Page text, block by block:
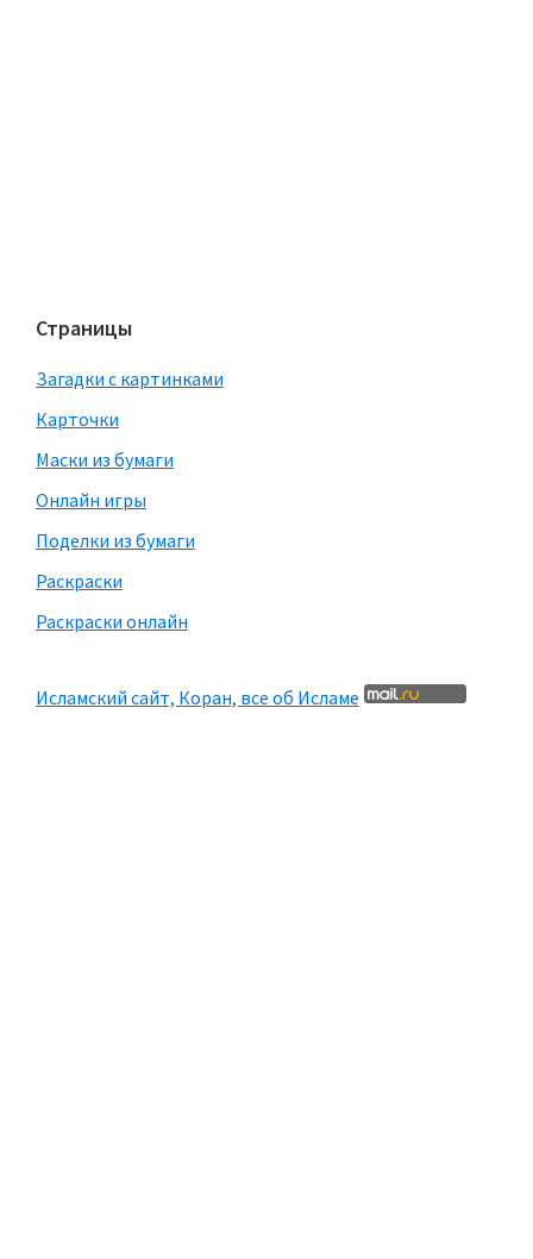
Страницы
Загадки с картинками
Карточки
Маски из бумаги
Онлайн игры
Поделки из бумаги
Раскраски
Раскраски онлайн
Исламский сайт, Коран, все об Исламе